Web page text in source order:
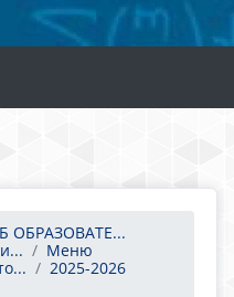
ОБРАЗОВАТЕ...
Меню
2025-2026